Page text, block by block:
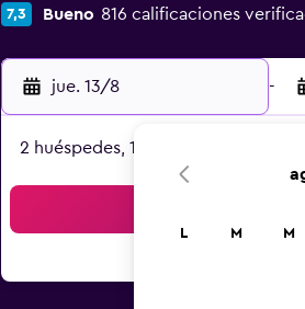
7,3 Bueno 816 calificaciones
jue. 13/8 -
2 huéspedes, 1 habitación
L M M